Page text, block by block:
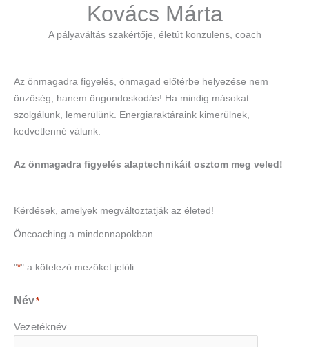
Kovács Márta
A pályaváltás szakértője, életút konzulens, coach
Az önmagadra figyelés, önmagad előtérbe helyezése nem
önzőség, hanem öngondoskodás! Ha mindig másokat
szolgálunk, lemerülünk. Energiaraktáraink kimerülnek,
kedvetlenné válunk.
Az önmagadra figyelés alaptechnikáit osztom meg veled!
Kérdések, amelyek megváltoztatják az életed!
Öncoaching a mindennapokban
"*" a kötelező mezőket jelöli
Név*
Vezetéknév